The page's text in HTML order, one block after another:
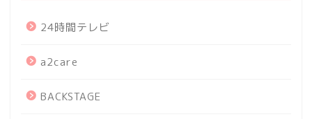
24時間テレビ
a2care
BACKSTAGE